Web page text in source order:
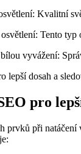
Kvalitní
Tento
vyvážení:
pro
prvků při